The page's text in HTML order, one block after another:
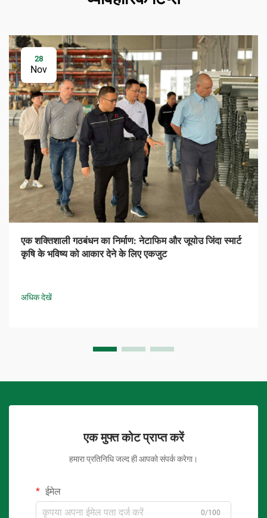
28
Nov
एक शक्तिशाली गठबंधन का निर्माण: नेटाफिम और जूयोउ जिंदा स्मार्ट
कृषि के भविष्य को आकार देने के लिए एकजुट
अधिक देखें
एक मुफ्त कोट प्राप्त करें
हमारा प्रतिनिधि जल्द ही आपको संपर्क करेगा।
ईमेल
0/100